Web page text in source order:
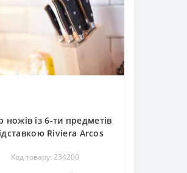
ножів із 6-ти предметів
Riviera Arcos
Код товару: 234200